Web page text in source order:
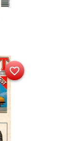
favorite_border